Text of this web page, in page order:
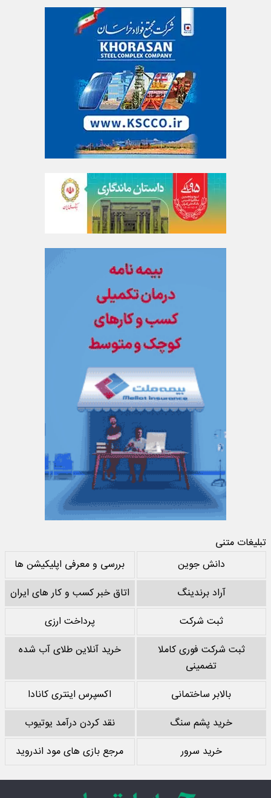
تبلیغات متنی
دانش جوین
بررسی و معرفی اپلیکیشن ها
آراد برندینگ
اتاق خبر کسب و کار های ایران
ثبت شرکت
پرداخت ارزی
ثبت شرکت فوری کاملا
تضمینی
خرید آنلاین طلای آب شده
بالابر ساختمانی
اکسپرس اینتری کانادا
خرید پشم سنگ
نقد کردن درآمد یوتیوب
خرید سرور
مرجع بازی های مود اندروید